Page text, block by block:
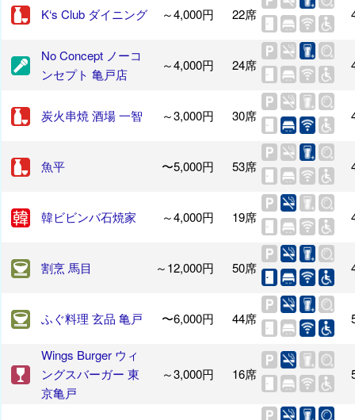
K‘s Club ダイニング ～4,000円 22席
No Concept ノーコ
ンセプト 亀戸店
～4,000円 24席
炭火串焼 酒場 一智 ～3,000円 30席
魚平 〜5,000円 53席
韓ビビンバ石焼家 ～4,000円 19席
割烹 馬目 ～12,000円 50席
ふぐ料理 玄品 亀戸 〜6,000円 44席
Wings Burger ウィ
ングスバーガー 東
京亀戸
～3,000円 16席